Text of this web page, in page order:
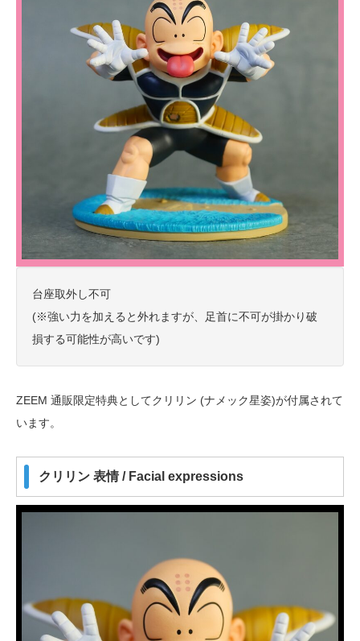
台座取外し不可
(※強い力を加えると外れますが、足首に不可が掛かり破
損する可能性が高いです)
ZEEM 通販限定特典としてクリリン (ナメック星姿)が付属されて
います。
クリリン 表情 / Facial expressions